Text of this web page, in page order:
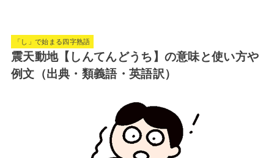
「し」で始まる四字熟語
震天動地【しんてんどうち】の意味と使い方や
例文（出典・類義語・英語訳）